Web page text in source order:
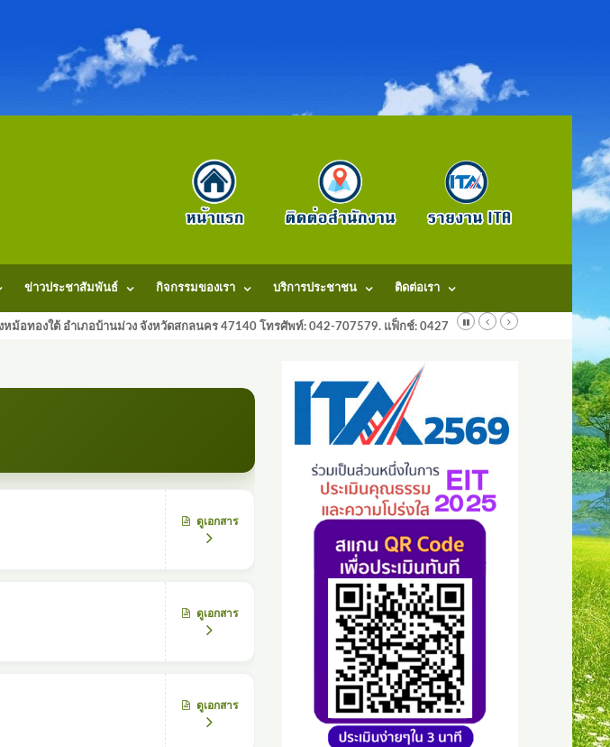
ข่าวประชาสัมพันธ์ กิจกรรมของเรา บริการประชาชน ติดต่อเรา
อทองใต้ อำเภอบ้านม่วง จังหวัดสกลนคร 47140 โทรศัพท์: 042-707579. แฟ็กช์: 042707579 E-Mail:
ดูเอกสาร
ดูเอกสาร
ดูเอกสาร